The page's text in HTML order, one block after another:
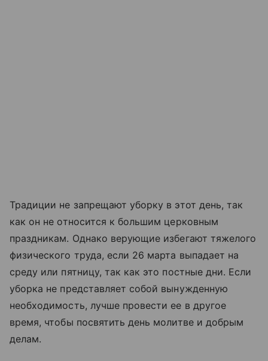
Традиции не запрещают уборку в этот день, так
как он не относится к большим церковным
праздникам. Однако верующие избегают тяжелого
физического труда, если 26 марта выпадает на
среду или пятницу, так как это постные дни. Если
уборка не представляет собой вынужденную
необходимость, лучше провести ее в другое
время, чтобы посвятить день молитве и добрым
делам.